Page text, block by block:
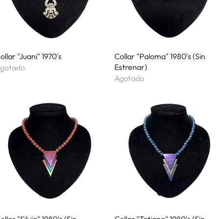
Vista rápida
"Juani" 1970's
Vista rápida
Collar "Paloma" 1980's (Sin
Estrenar)
Agotado